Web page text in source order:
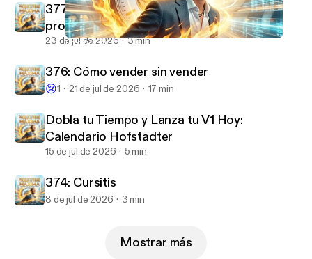
Productividad creando mi curso de IA para Principiantes
377: Haz este simple cambio y mejora tu
productividad x10
23 de jul de 2026 3 min
376: Cómo vender sin vender
😢1 21 de jul de 2026 17 min
Dobla tu Tiempo y Lanza tu V1 Hoy:
Calendario Hofstadter
15 de jul de 2026 5 min
374: Cursitis
8 de jul de 2026 3 min
Mostrar más